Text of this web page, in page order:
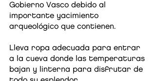
Gobierno Vasco debido al
importante yacimiento
arqueológico que contienen.
Lleva ropa adecuada para entrar
a la cueva donde las temperaturas
bajan y linterna para disfrutar de